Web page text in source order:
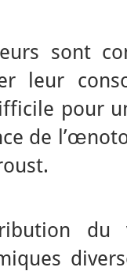
sont
leur
pour
de